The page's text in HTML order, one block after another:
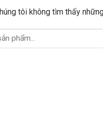
tôi không tìm thấy